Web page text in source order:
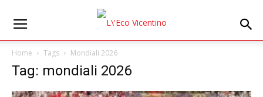
Home Tags Mondiali 2026
Tag: mondiali 2026